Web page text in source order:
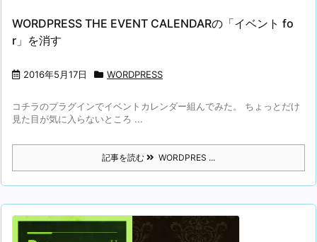
WORDPRESS THE EVENT CALENDARの「イベント fo
r」を消す
2016年5月17日 WORDPRESS
コチラのプラグインでイベントカレンダー組んでみた。 ちょっとだけ
見た目が気に入らないところ ...
記事を読む WORDPRES ...